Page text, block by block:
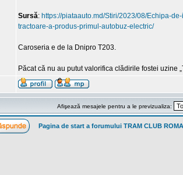
Sursă: https://piataauto.md/Stiri/2023/08/Echipa-
tractoare-a-produs-primul-autobuz-electric/
Caroseria e de la Dnipro T203.
Păcat că nu au putut valorifica clădirile fostei uzine
Afişează mesajele pentru a le previzualiza:
Pagina de start a forumului TRAM CLUB